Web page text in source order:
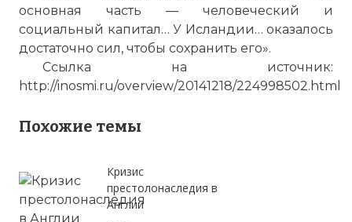
основная часть — человеческий и
социальный капитал… У Исландии… оказалось
достаточно сил, чтобы сохранить его».
Ссылка на источник:
http://inosmi.ru/overview/20141218/224998502.html
Похожие темы
Кризис
престолонаследия в
Англии